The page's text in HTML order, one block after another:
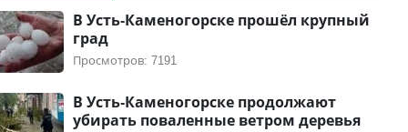
В Усть-Каменогорске прошёл крупный
град
Просмотров: 7191
В Усть-Каменогорске продолжают
убирать поваленные ветром деревья